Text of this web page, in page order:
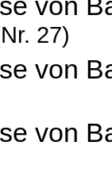
27)
von
von